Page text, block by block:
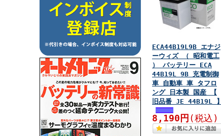
ECA44B19L9B エナジ
ーウィズ （ 昭和電工
） バッテリー ECA
44B19L 9B 充電制御
車 自動車 車 タフロ
ング 日本製 国産 【
旧品番 JE 44B19L 】
8,190円 (税込)